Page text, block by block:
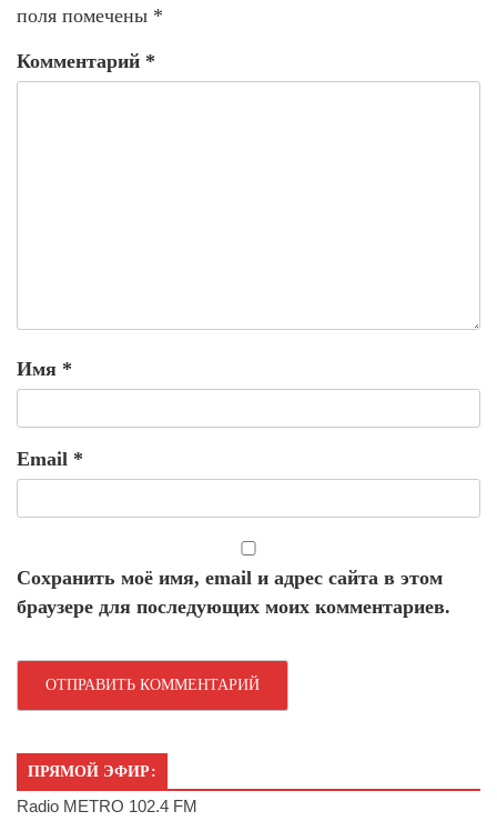
поля помечены *
Комментарий *
Имя *
Email *
Сохранить моё имя, email и адрес сайта в этом
браузере для последующих моих комментариев.
ПРЯМОЙ ЭФИР:
Radio METRO 102.4 FM